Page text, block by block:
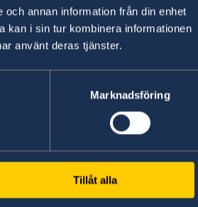
annan information från din enhet
kan i sin tur kombinera informationen
använt deras tjänster.
Marknadsföring
Tillåt alla